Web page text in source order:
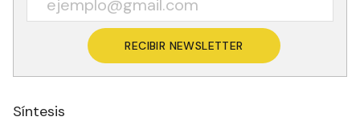
RECIBIR NEWSLETTER
Síntesis